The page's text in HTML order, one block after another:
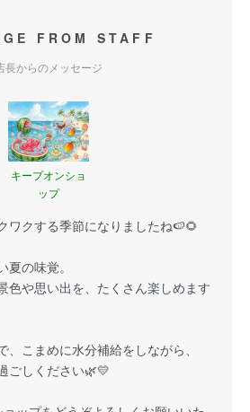
FROM STAFF
長からのメッセージ
キープオンショ
ップ
ワクする季節になりましたね🍉🌻
の味覚。
色や思い出を、たくさん楽しめます
こまめに水分補給をしながら、
ごしください🌿💛